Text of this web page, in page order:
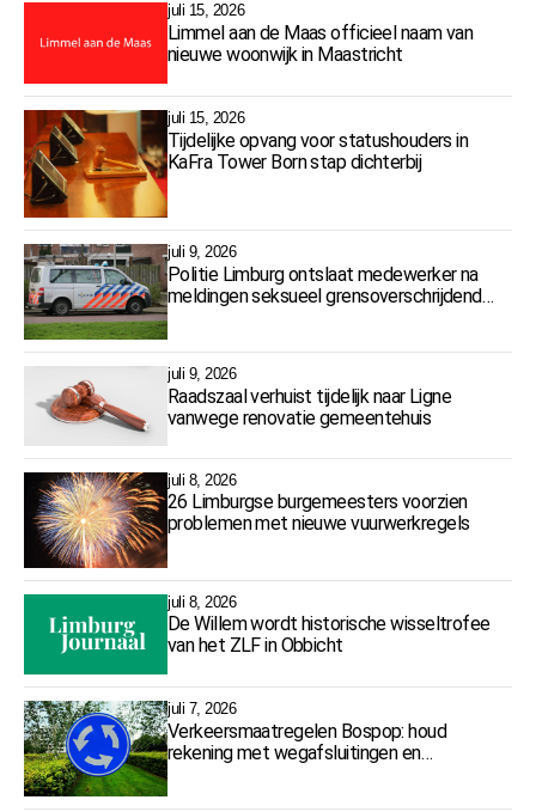
juli 15, 2026
Limmel aan de Maas officieel naam van
nieuwe woonwijk in Maastricht
juli 15, 2026
Tijdelijke opvang voor statushouders in
KaFra Tower Born stap dichterbij
juli 9, 2026
Politie Limburg ontslaat medewerker na
meldingen seksueel grensoverschrijdend
juli 9, 2026
Raadszaal verhuist tijdelijk naar Ligne
vanwege renovatie gemeentehuis
juli 8, 2026
26 Limburgse burgemeesters voorzien
problemen met nieuwe vuurwerkregels
juli 8, 2026
De Willem wordt historische wisseltrofee
van het ZLF in Obbicht
juli 7, 2026
Verkeersmaatregelen Bospop: houd
rekening met wegafsluitingen en